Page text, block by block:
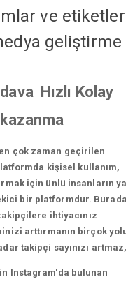
ve
geliştirme
Hızlı Kolay
çok zaman geçirilen
kişisel kullanım,
için ünlü insanların
bir platformdur.
ihtiyacınız
arttırmanın birçok
takipçi sayınızı
Instagram'da bulunan